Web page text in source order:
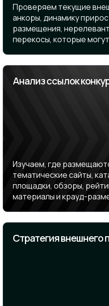
Проверяем текущие
анкоры, динамику
размещения,
перекосы, которые
Анализ ссылок
Изучаем, где
тематические сайты,
площадки, обзоры,
материалы и крауд-
Стратегия внешнего